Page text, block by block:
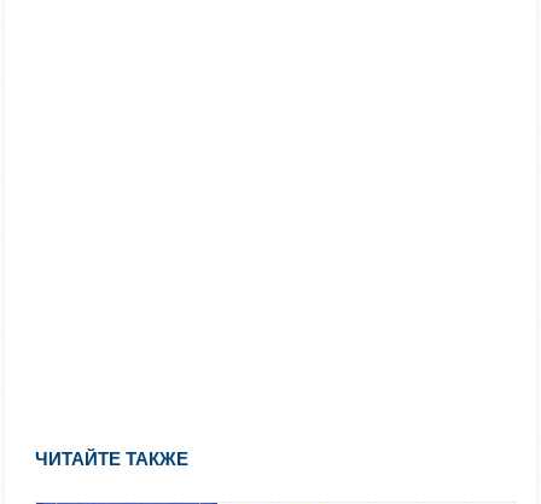
ЧИТАЙТЕ ТАКЖЕ